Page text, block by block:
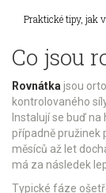
Praktické tipy, jak
Co jsou
Rovnátkajsou
kontrolovaného
Instalují se buď
případně pružinek
měsíců až let
má za následek
Typické fáze